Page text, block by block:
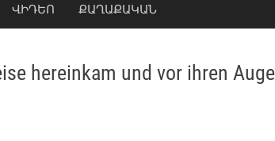
ՎԻԴԵՈ ՔԱՂԱՔԱԿԱՆ
hereinkam und vor ihren